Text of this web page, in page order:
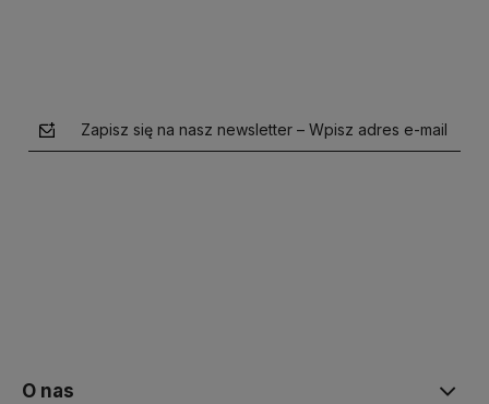
Zapisz się na nasz newsletter – Wpisz adres e-mail
O nas